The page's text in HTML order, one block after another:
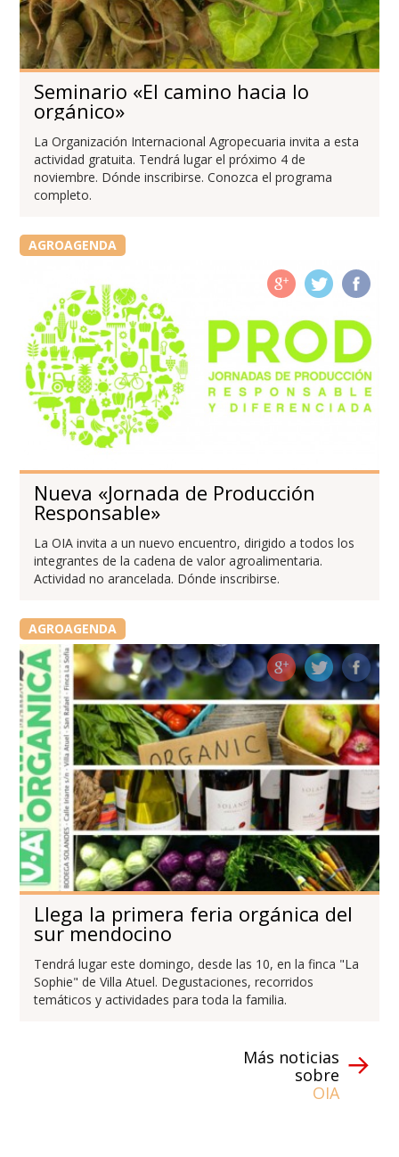
Seminario «El camino hacia lo
orgánico»
La Organización Internacional Agropecuaria invita a esta
actividad gratuita. Tendrá lugar el próximo 4 de
noviembre. Dónde inscribirse. Conozca el programa
completo.
AGROAGENDA
Nueva «Jornada de Producción
Responsable»
La OIA invita a un nuevo encuentro, dirigido a todos los
integrantes de la cadena de valor agroalimentaria.
Actividad no arancelada. Dónde inscribirse.
AGROAGENDA
Llega la primera feria orgánica del
sur mendocino
Tendrá lugar este domingo, desde las 10, en la finca "La
Sophie" de Villa Atuel. Degustaciones, recorridos
temáticos y actividades para toda la familia.
Más noticias
sobre
OIA